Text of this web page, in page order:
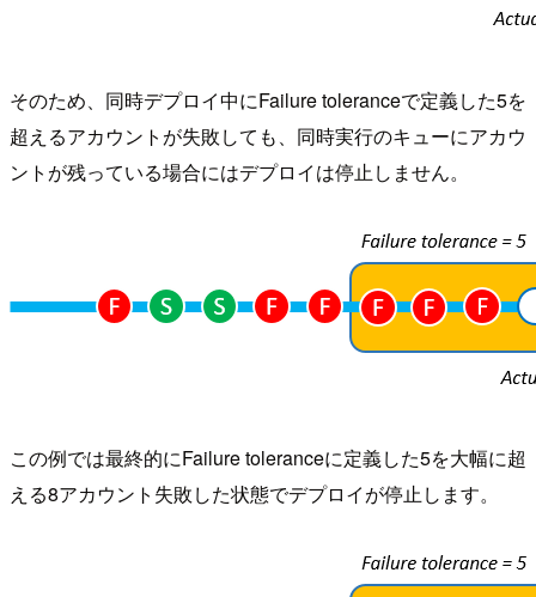
そのため、同時デプロイ中にFailure toleranceで定義した5を
超えるアカウントが失敗しても、同時実行のキューにアカウ
ントが残っている場合にはデプロイは停止しません。
この例では最終的にFailure toleranceに定義した5を大幅に超
える8アカウント失敗した状態でデプロイが停止します。